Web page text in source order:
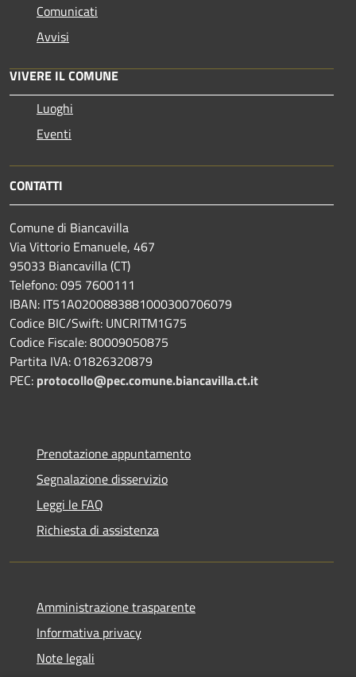
Comunicati
Avvisi
VIVERE IL COMUNE
Luoghi
Eventi
CONTATTI
Comune di Biancavilla
Via Vittorio Emanuele, 467
95033 Biancavilla (CT)
Telefono: 095 7600111
IBAN: IT51A0200883881000300706079
Codice BIC/Swift: UNCRITM1G75
Codice Fiscale: 80009050875
Partita IVA: 01826320879
PEC: protocollo@pec.comune.biancavilla.ct.it
Prenotazione appuntamento
Segnalazione disservizio
Leggi le FAQ
Richiesta di assistenza
Amministrazione trasparente
Informativa privacy
Note legali